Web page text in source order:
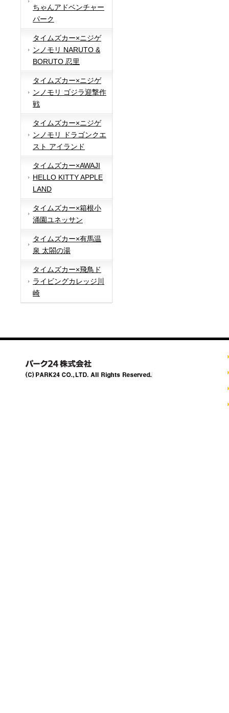
ちゃんアドベンチャー
パーク
タイムズカー×ニジゲ
ンノモリ NARUTO &
BORUTO 忍里
タイムズカー×ニジゲ
ンノモリ ゴジラ迎撃作
戦
タイムズカー×ニジゲ
ンノモリ ドラゴンクエ
スト アイランド
タイムズカー×AWAJI
HELLO KITTY APPLE
LAND
タイムズカー×箱根小
涌園ユネッサン
タイムズカー×有馬温
泉 太閤の湯
タイムズカー×飛鳥ド
ライビングカレッジ川
崎